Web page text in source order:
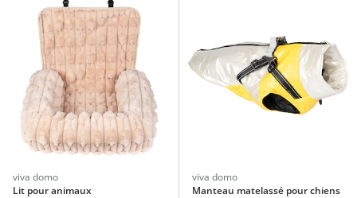
viva domo
Lit pour animaux
viva domo
Manteau matelassé pour chiens